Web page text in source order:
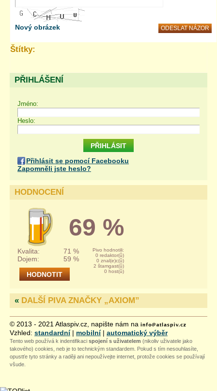
Nový obrázek
Štítky:
PŘIHLÁŠENÍ
Jméno:
Heslo:
Přihlásit se pomocí Facebooku
Zapomněli jste heslo?
HODNOCENÍ
69 %
Kvalita: 71 %
Pivo hodnotili:
0 redaktor(ů)
0 znal(e)c(ů)
2 štamgast(ů)
0 host(ů)
Dojem: 59 %
« DALŠÍ PIVA ZNAČKY „AXIOM”
© 2013 - 2021 Atlaspiv.cz, napište nám na
Vzhled: standardní| mobilní| automatický výběr
Tento web používá k indentifikaci spojení s uživatelem (nikoliv uživatele jako
takového) cookies, neb je to technickým standardem. Pokud s tím nesouhlasíte,
opustťe tyto stránky a raději ani nepoužívejte internet, protože cookies se používají
všude.